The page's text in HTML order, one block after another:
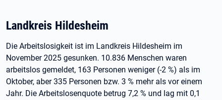
Landkreis Hildesheim
Die Arbeitslosigkeit ist im Landkreis Hildesheim im
November 2025 gesunken. 10.836 Menschen waren
arbeitslos gemeldet, 163 Personen weniger (-2 %) als im
Oktober, aber 335 Personen bzw. 3 % mehr als vor einem
Jahr. Die Arbeitslosenquote betrug 7,2 % und lag mit 0,1